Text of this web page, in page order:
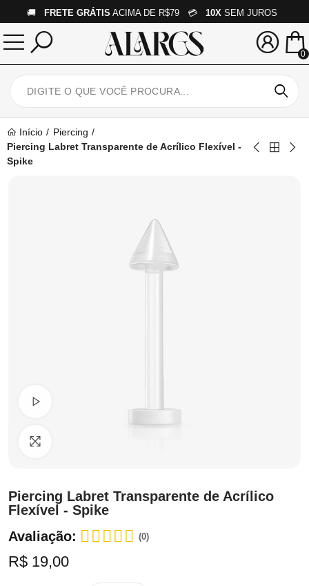
🚚 FRETE GRÁTIS ACIMA DE R$79 💳 10X SEM JUROS
0
Início
Piercing
Piercing Labret Transparente de Acrílico Flexível -
Spike
Piercing Labret Transparente de Acrílico
Flexível - Spike
Avaliação:
(0)
R$ 19,00